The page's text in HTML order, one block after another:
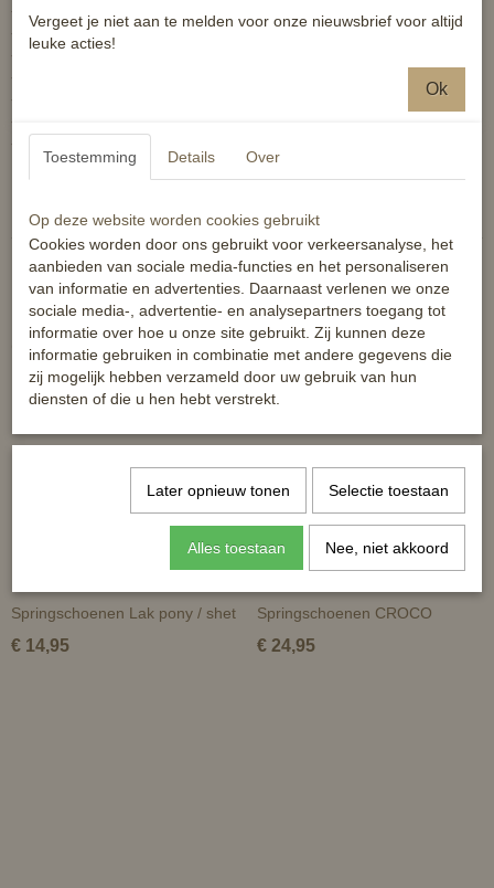
- wasmachinebestendig tot 30 graden
- klittenbandsluiting voor het wassen sluiten
- niet centrifugeren
- 100% polyester
- voering: teddybont
- stevige klittenbandsluiting
- per paar
Ook interessant
Springschoenen Lak pony / shet
€ 14,95
Springschoenen CROCO
€ 24,95
Vergeet je niet aan te melden voor onze nieuwsbrief voor altijd
leuke acties!
Ok
Toestemming Details Over
Op deze website worden cookies gebruikt
Cookies worden door ons gebruikt voor verkeersanalyse, het
aanbieden van sociale media-functies en het personaliseren
van informatie en advertenties. Daarnaast verlenen we onze
sociale media-, advertentie- en analysepartners toegang tot
informatie over hoe u onze site gebruikt. Zij kunnen deze
informatie gebruiken in combinatie met andere gegevens die
zij mogelijk hebben verzameld door uw gebruik van hun
diensten of die u hen hebt verstrekt.
Later opnieuw tonen Selectie toestaan
Alles toestaan Nee, niet akkoord